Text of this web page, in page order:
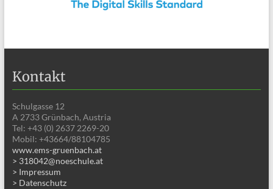
Kontakt
Schulgasse 12
A 2733 Grünbach, Austria
Tel: +43 (0) 2637 2269-20
Mobil: +43664/88104785
www.ems-gruenbach.at
> 318042@noeschule.at
> Impressum
> Datenschutz